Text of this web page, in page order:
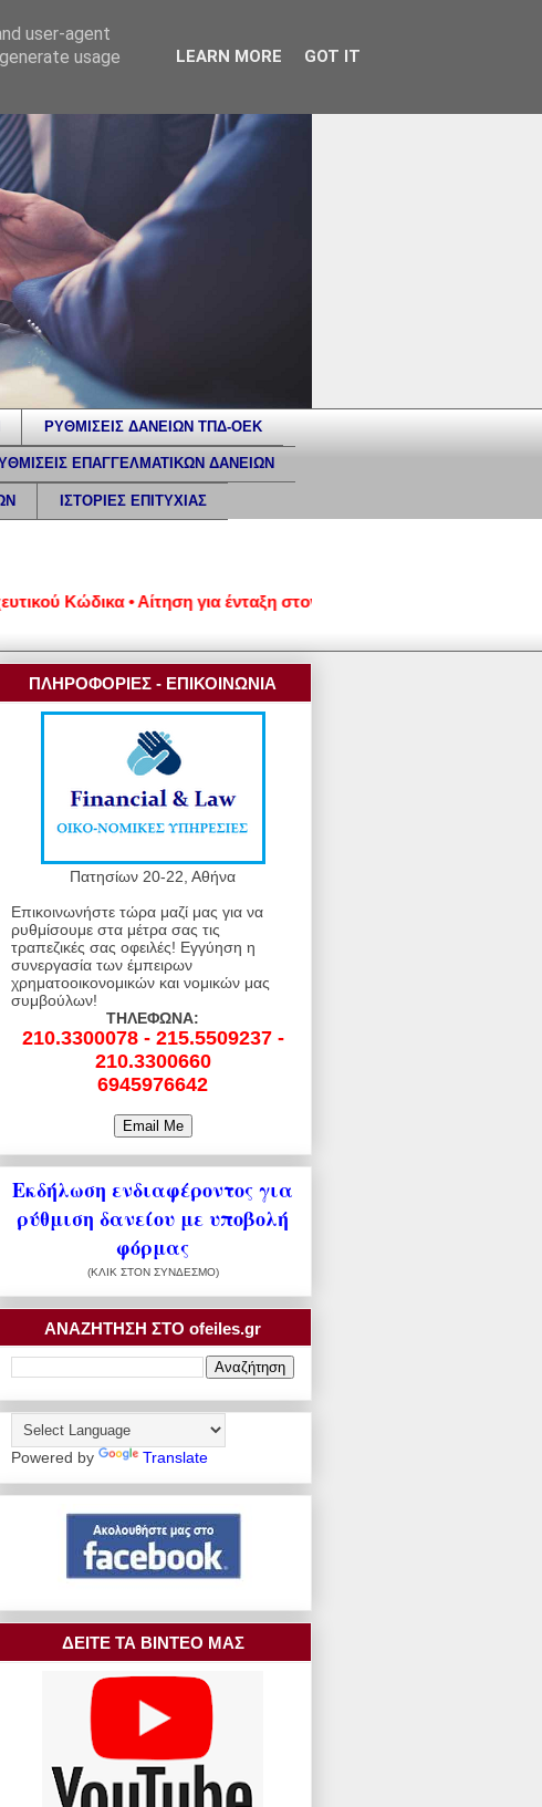
ΡΥΘΜΙΣΕΙΣ ΔΑΝΕΙΩΝ ΤΠΔ-ΟΕΚ
ΕΠΑΓΓΕΛΜΑΤΙΚΩΝ ΔΑΝΕΙΩΝ
ΙΣΤΟΡΙΕΣ ΕΠΙΤΥΧΙΑΣ
• Αίτηση για ένταξη στον νέο εξωδικαστικό
ΠΛΗΡΟΦΟΡΙΕΣ - ΕΠΙΚΟΙΝΩΝΙΑ
Πατησίων 20-22, Αθήνα
Επικοινωνήστε τώρα μαζί μας για να
ρυθμίσουμε στα μέτρα σας τις
τραπεζικές σας οφειλές! Εγγύηση η
συνεργασία των έμπειρων
χρηματοοικονομικών και νομικών μας
συμβούλων!
ΤΗΛΕΦΩΝΑ:
210.3300078 - 215.5509237 -
210.3300660
6945976642
Εκδήλωση ενδιαφέροντος για
ρύθμιση δανείου με υποβολή
φόρμας
(ΚΛΙΚ ΣΤΟΝ ΣΥΝΔΕΣΜΟ)
ΑΝΑΖΗΤΗΣΗ ΣΤΟ ofeiles.gr
Powered by Translate
ΔΕΙΤΕ ΤΑ ΒΙΝΤΕΟ ΜΑΣ
user-agent
usage
LEARN MORE GOT IT